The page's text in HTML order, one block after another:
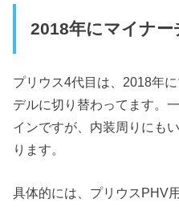
2018年にマイナー
プリウス4代目は、2018年
デルに切り替わってます。
インですが、内装周りにも
ります。
具体的には、プリウスPHV